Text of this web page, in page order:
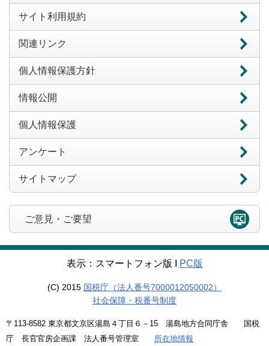
サイト利用規約
関連リンク
個人情報保護方針
情報公開
個人情報保護
アンケート
サイトマップ
ご意見・ご要望
表示：スマートフォン版 Ι PC版
(C) 2015 国税庁（法人番号7000012050002）
社会保障・税番号制度
〒113-8582 東京都文京区湯島４丁目６－15 湯島地方合同庁舎 国税
庁 長官官房企画課 法人番号管理室 所在地情報